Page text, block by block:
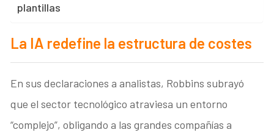
plantillas
La IA redefine la estructura de costes
En sus declaraciones a analistas, Robbins subrayó
que el sector tecnológico atraviesa un entorno
“complejo”, obligando a las grandes compañías a